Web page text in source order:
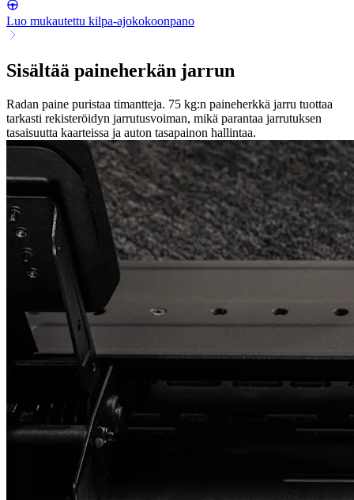
Luo mukautettu kilpa-ajokokoonpano
Sisältää paineherkän jarrun
Radan paine puristaa timantteja. 75 kg:n paineherkkä jarru tuottaa
tarkasti rekisteröidyn jarrutusvoiman, mikä parantaa jarrutuksen
tasaisuutta kaarteissa ja auton tasapainon hallintaa.